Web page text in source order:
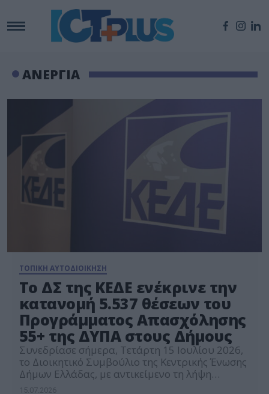
ΑΝΕΡΓΙΑ
ΤΟΠΙΚΗ ΑΥΤΟΔΙΟΙΚΗΣΗ
Το ΔΣ της ΚΕΔΕ ενέκρινε την
κατανομή 5.537 θέσεων του
Προγράμματος Απασχόλησης
55+ της ΔΥΠΑ στους Δήμους
Συνεδρίασε σήμερα, Τετάρτη 15 Ιουλίου 2026,
το Διοικητικό Συμβούλιο της Κεντρικής Ένωσης
Δήμων Ελλάδας, με αντικείμενο τη λήψη